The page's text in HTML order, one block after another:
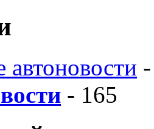
- 165